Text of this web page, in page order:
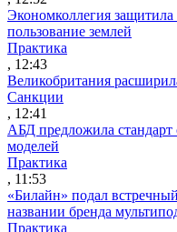
Экономколлегия
пользование землей
Практика
, 12:43
Великобритания
Санкции
, 12:41
АБД предложила
моделей
Практика
, 11:53
«Билайн» подал
названии бренда
Практика